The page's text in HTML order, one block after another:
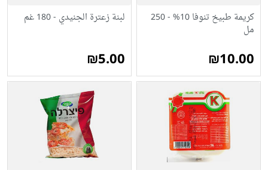
كريمة طبيخ تنوفا 10% - 250
مل
₪10.00
لبنة زعترة الجنيدي - 180 غم
₪5.00